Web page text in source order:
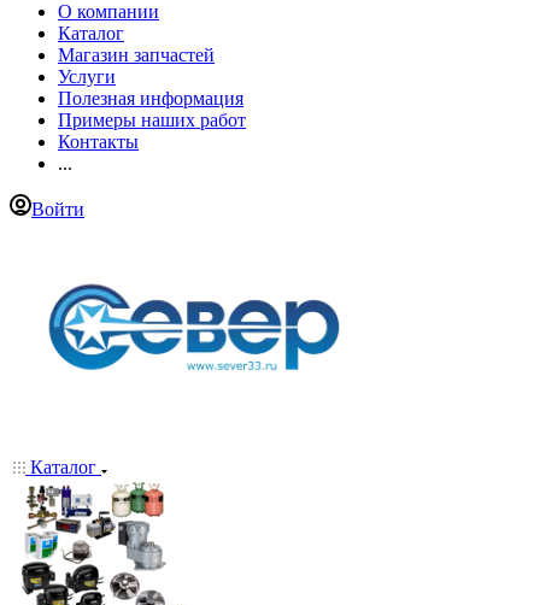
О компании
Каталог
Магазин запчастей
Услуги
Полезная информация
Примеры наших работ
Контакты
...
Войти
Каталог